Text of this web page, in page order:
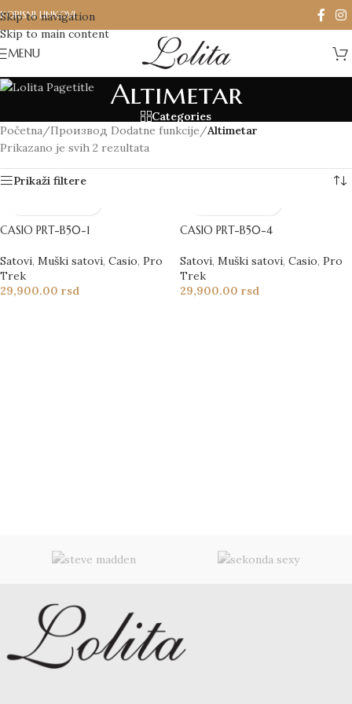
Skip to navigation
Skip to main content
KORISNI LINKOVI
MENU
Altimetar
Categories
Početna/Производ Dodatne funkcije/Altimetar
Prikazano je svih 2 rezultata
Prikaži filtere
CASIO PRT-B50-1
Satovi, Muški satovi, Casio, Pro
Trek
29,900.00 rsd
CASIO PRT-B50-4
Satovi, Muški satovi, Casio, Pro
Trek
29,900.00 rsd